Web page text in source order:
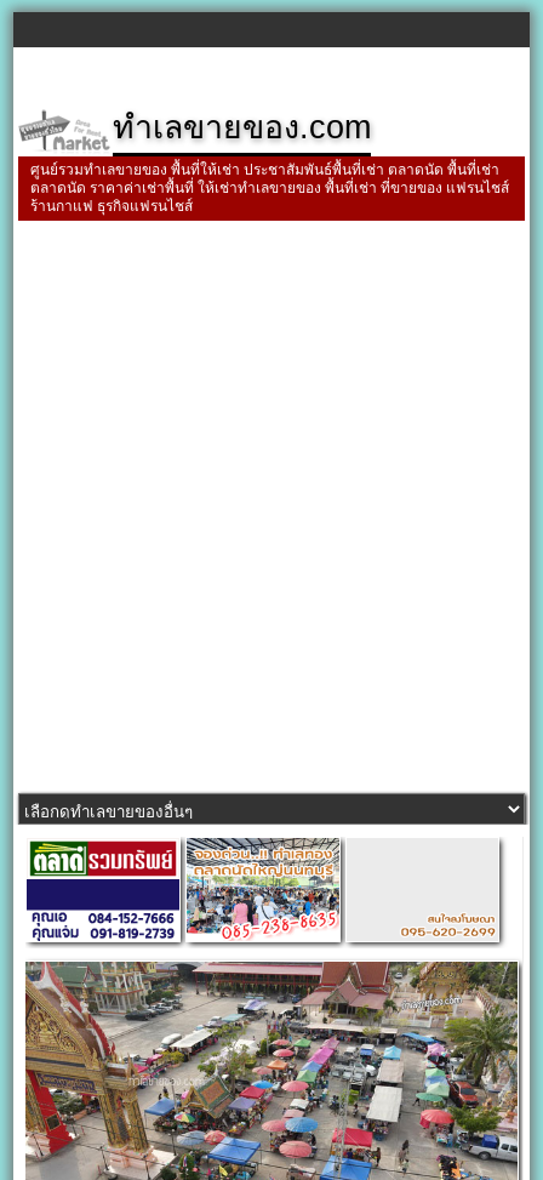
ทำเลขายของ.com
ศูนย์รวมทำเลขายของ พื้นที่ให้เช่า ประชาสัมพันธ์พื้นที่เช่า ตลาดนัด พื้นที่เช่า
ตลาดนัด ราคาค่าเช่าพื้นที่ ให้เช่าทำเลขายของ พื้นที่เช่า ที่ขายของ แฟรนไชส์
ร้านกาแฟ ธุรกิจแฟรนไชส์